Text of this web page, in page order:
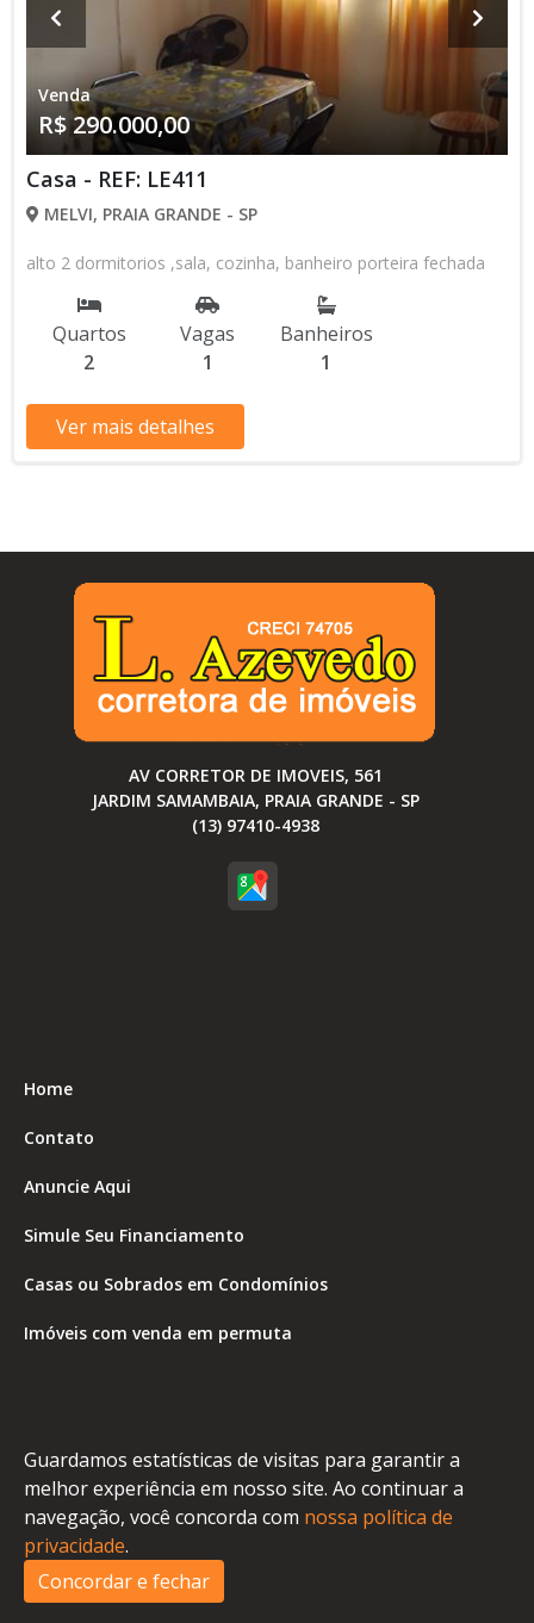
Venda
R$ 290.000,00
Casa - REF: LE411
MELVI, PRAIA GRANDE - SP
alto 2 dormitorios ,sala, cozinha, banheiro porteira fechada
Quartos
2
Vagas
1
Banheiros
1
Ver mais detalhes
Guardamos estatísticas de visitas para garantir a
melhor experiência em nosso site. Ao continuar a
navegação, você concorda com nossa política de
privacidade.
Concordar e fechar
AV CORRETOR DE IMOVEIS, 561
JARDIM SAMAMBAIA, PRAIA GRANDE - SP
(13) 97410-4938
Home
Contato
Anuncie Aqui
Simule Seu Financiamento
Casas ou Sobrados em Condomínios
Imóveis com venda em permuta
Casa com piscina
Apartamento com piscina
Condomínio fechado